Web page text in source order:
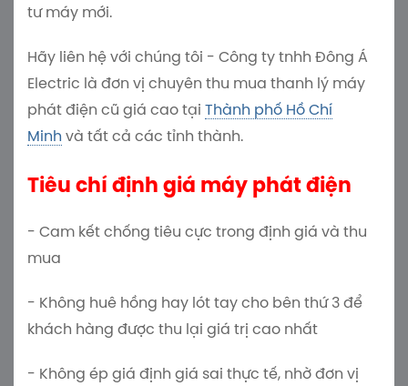
tư máy mới.
Hãy liên hệ với chúng tôi - Công ty tnhh Đông Á
Electric là đơn vị chuyên thu mua thanh lý máy
phát điện cũ giá cao tại Thành phố Hồ Chí
Minh và tất cả các tỉnh thành.
Tiêu chí định giá máy phát điện
- Cam kết chống tiêu cực trong định giá và thu
mua
- Không huê hồng hay lót tay cho bên thứ 3 để
khách hàng được thu lại giá trị cao nhất
- Không ép giá định giá sai thực tế, nhờ đơn vị